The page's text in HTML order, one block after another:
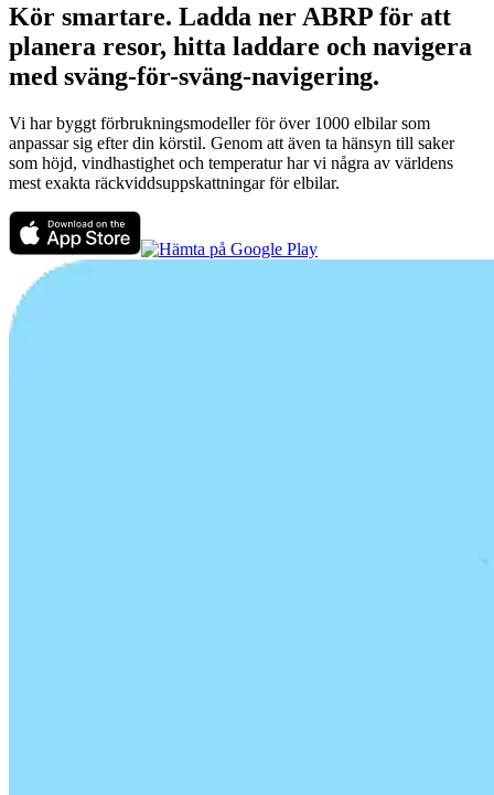
Kör smartare. Ladda ner ABRP för att
planera resor, hitta laddare och navigera
med sväng-för-sväng-navigering.
Vi har byggt förbrukningsmodeller för över 1000 elbilar som
anpassar sig efter din körstil. Genom att även ta hänsyn till saker
som höjd, vindhastighet och temperatur har vi några av världens
mest exakta räckviddsuppskattningar för elbilar.